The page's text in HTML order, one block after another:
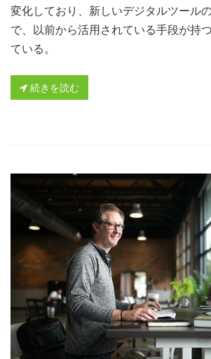
変化しており、新しいデジタルツール
で、以前から活用されている手段が持
ている。
続きを読む